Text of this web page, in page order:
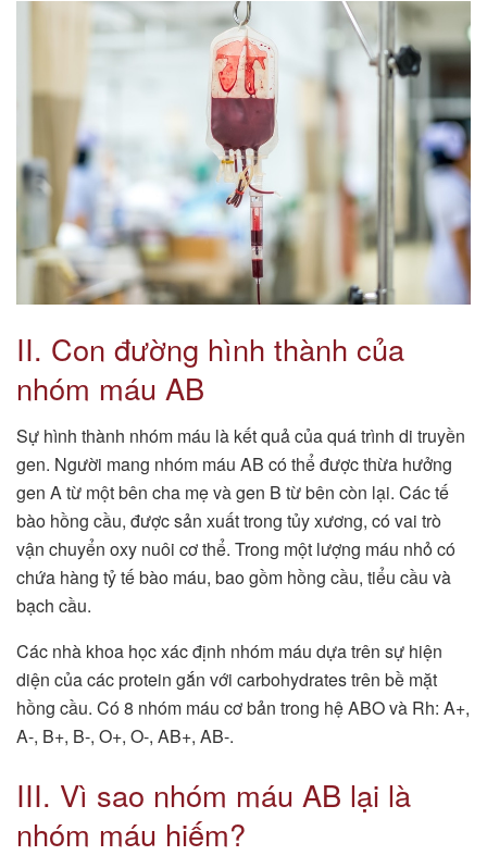
II. Con đường hình thành của
nhóm máu AB
Sự hình thành nhóm máu là kết quả của quá trình di truyền
gen. Người mang nhóm máu AB có thể được thừa hưởng
gen A từ một bên cha mẹ và gen B từ bên còn lại. Các tế
bào hồng cầu, được sản xuất trong tủy xương, có vai trò
vận chuyển oxy nuôi cơ thể. Trong một lượng máu nhỏ có
chứa hàng tỷ tế bào máu, bao gồm hồng cầu, tiểu cầu và
bạch cầu.
Các nhà khoa học xác định nhóm máu dựa trên sự hiện
diện của các protein gắn với carbohydrates trên bề mặt
hồng cầu. Có 8 nhóm máu cơ bản trong hệ ABO và Rh: A+,
A-, B+, B-, O+, O-, AB+, AB-.
III. Vì sao nhóm máu AB lại là
nhóm máu hiếm?